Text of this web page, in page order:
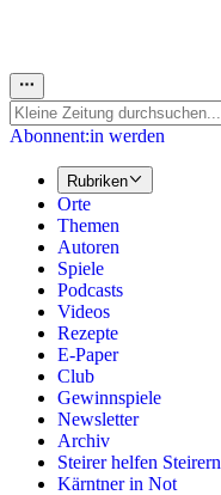
Abonnent:in werden
Rubriken
Orte
Themen
Autoren
Spiele
Podcasts
Videos
Rezepte
E-Paper
Club
Gewinnspiele
Newsletter
Archiv
Steirer helfen Steirern
Kärntner in Not